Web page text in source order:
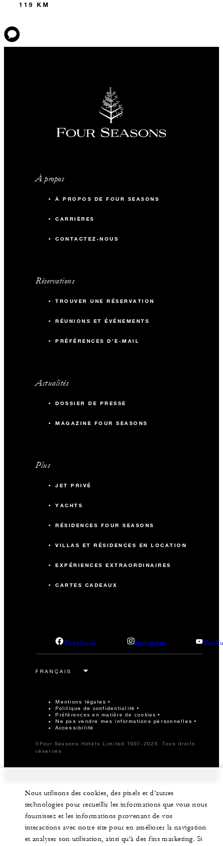
119 KM
À propos
À PROPOS DE FOUR SEASONS
CARRIÈRES
CONTACTEZ-NOUS
Réservations
TROUVER UNE RÉSERVATION
RÉUNIONS ET ÉVÉNEMENTS
PRÉFÉRENCES D'E-MAIL
Actualités
DOSSIER DE PRESSE
MAGAZINE FOUR SEASONS
Plus
JET PRIVÉ
YACHTS
RÉSIDENCES FOUR SEASONS
VILLAS ET RÉSIDENCES EN LOCATION
EXPÉRIENCES EXTRAORDINAIRES
CARTES CADEAUX
Facebook Instagram
Mentions légales
Politique de confidentialité
Préférences en matière de cookies
Ne pas vendre mes informations personnelles
Accessibilité
©Four Seasons Hotels Limited 1997-2026. Tous droits
réservés.
Nous utilisons des cookies, des pixels et d’autres
technologies pour recueillir les informations que vous nous
fournissez et les informations provenant de vos
interactions avec notre site pour en améliorer la navigation
et analyser son utilisation, ainsi qu’à des fins marketing. Si